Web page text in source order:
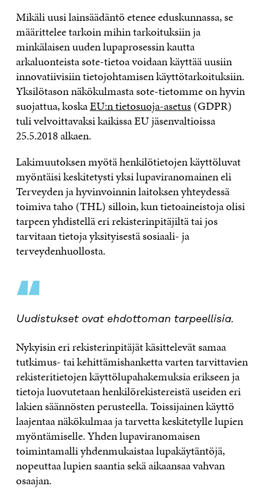
Mikäli uusi lainsäädäntö etenee eduskunnassa, se
määrittelee tarkoin mihin tarkoituksiin ja
minkälaisen uuden lupaprosessin kautta
arkaluonteista sote-tietoa voidaan käyttää uusiin
innovatiivisiin tietojohtamisen käyttötarkoituksiin.
Yksilötason näkökulmasta sote-tietomme on hyvin
suojattua, koskaEU:n tietosuoja-asetus(GDPR)
tuli velvoittavaksi kaikissa EU jäsenvaltioissa
25.5.2018 alkaen.
Lakimuutoksen myötä henkilötietojen käyttöluvat
myöntäisi keskitetysti yksi lupaviranomainen eli
Terveyden ja hyvinvoinnin laitoksen yhteydessä
toimiva taho (THL) silloin, kun tietoaineistoja olisi
tarpeen yhdistellä eri rekisterinpitäjiltä tai jos
tarvitaan tietoja yksityisestä sosiaali- ja
terveydenhuollosta.
“
Uudistukset ovat ehdottoman tarpeellisia.
Nykyisin eri rekisterinpitäjät käsittelevät samaa
tutkimus- tai kehittämishanketta varten tarvittavien
rekisteritietojen käyttölupahakemuksia erikseen ja
tietoja luovutetaan henkilörekistereistä useiden eri
lakien säännösten perusteella. Toissijainen käyttö
laajentaa näkökulmaa ja tarvetta keskitetylle lupien
myöntämiselle. Yhden lupaviranomaisen
toimintamalli yhdenmukaistaa lupakäytäntöjä,
nopeuttaa lupien saantia sekä aikaansaa vahvan
osaajan.